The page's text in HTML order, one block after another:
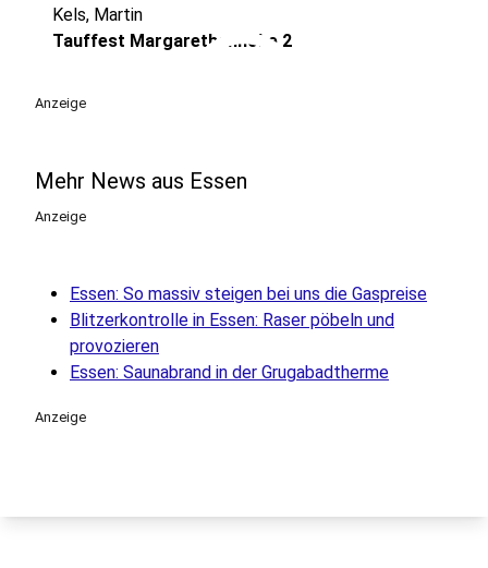
play_circle
Kels, Martin
Tauffest Margarethenhöhe 2
Anzeige
Mehr News aus Essen
Anzeige
Essen: So massiv steigen bei uns die Gaspreise
Blitzerkontrolle in Essen: Raser pöbeln und
provozieren
Essen: Saunabrand in der Grugabadtherme
Anzeige